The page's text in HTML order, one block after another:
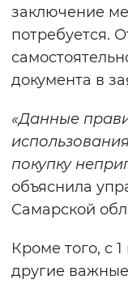
заключение
потребуется.
документа в
«Данные
покупку
объяснила
Самарской
Кроме того, с
другие